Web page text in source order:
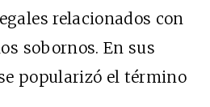
relacionados con
sobornos. En sus
popularizó el término